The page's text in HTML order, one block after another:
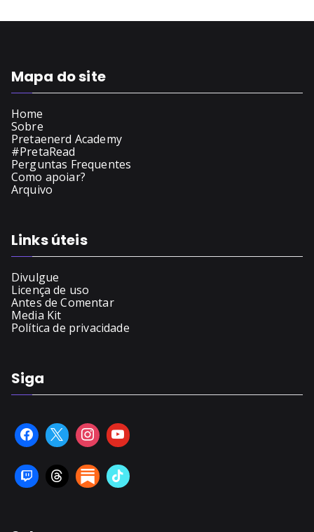
Mapa do site
Home
Sobre
Pretaenerd Academy
#PretaRead
Perguntas Frequentes
Como apoiar?
Arquivo
Links úteis
Divulgue
Licença de uso
Antes de Comentar
Media Kit
Política de privacidade
Siga